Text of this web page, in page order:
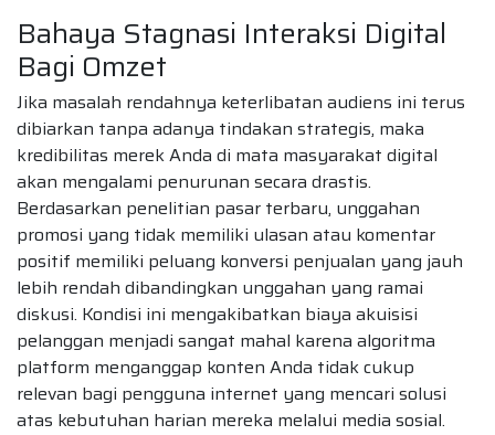
Bahaya Stagnasi Interaksi Digital
Bagi Omzet
Jika masalah rendahnya keterlibatan audiens ini terus
dibiarkan tanpa adanya tindakan strategis, maka
kredibilitas merek Anda di mata masyarakat digital
akan mengalami penurunan secara drastis.
Berdasarkan penelitian pasar terbaru, unggahan
promosi yang tidak memiliki ulasan atau komentar
positif memiliki peluang konversi penjualan yang jauh
lebih rendah dibandingkan unggahan yang ramai
diskusi. Kondisi ini mengakibatkan biaya akuisisi
pelanggan menjadi sangat mahal karena algoritma
platform menganggap konten Anda tidak cukup
relevan bagi pengguna internet yang mencari solusi
atas kebutuhan harian mereka melalui media sosial.